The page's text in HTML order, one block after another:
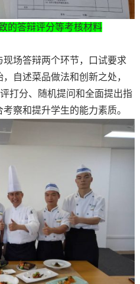
的答辩评分等考核材料
场答辩两个环节，口试要求
自述菜品做法和创新之处，
打分、随机提问和全面提出指
察和提升学生的能力素质。